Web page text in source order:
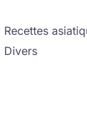
Recettes
Divers